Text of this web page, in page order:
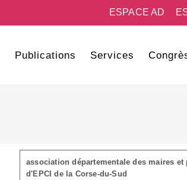
ESPACE AD
Publications Services
association départementale des maires et
d'EPCI de la Corse-du-Sud